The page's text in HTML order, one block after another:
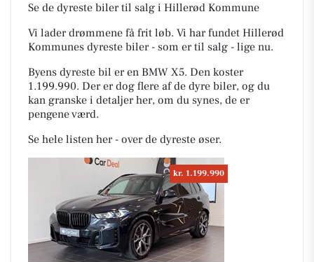
Se de dyreste biler til salg i Hillerød Kommune
Vi lader drømmene få frit løb. Vi har fundet Hillerød
Kommunes dyreste biler - som er til salg - lige nu.
Byens dyreste bil er en BMW X5. Den koster
1.199.990. Der er dog flere af de dyre biler, og du
kan granske i detaljer her, om du synes, de er
pengene værd.
Se hele listen her - over de dyreste øser.
kr. 1.199.990